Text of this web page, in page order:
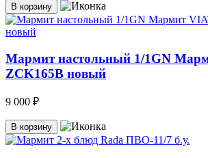
В корзину
Мармит настольный 1/1GN
ZCK165B новый
9 000 ₽
В корзину